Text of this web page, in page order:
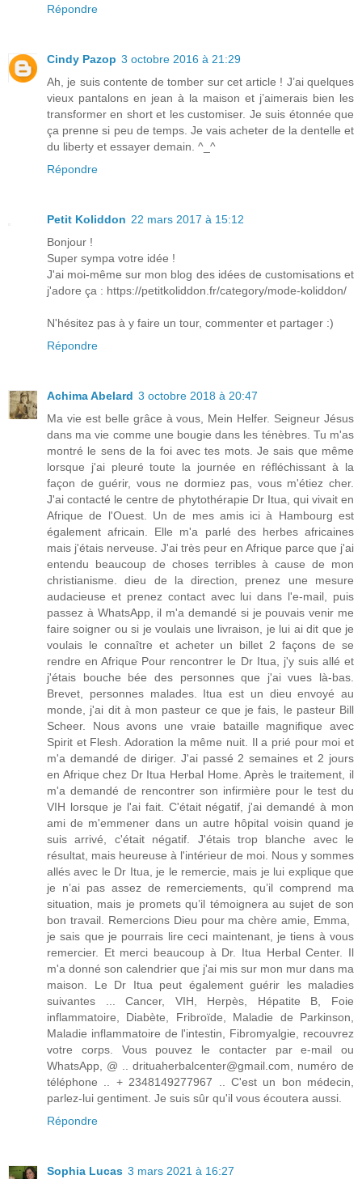
Répondre
Cindy Pazop 3 octobre 2016 à 21:29
Ah, je suis contente de tomber sur cet article ! J’ai quelques
vieux pantalons en jean à la maison et j’aimerais bien les
transformer en short et les customiser. Je suis étonnée que
ça prenne si peu de temps. Je vais acheter de la dentelle et
du liberty et essayer demain. ^_^
Répondre
Petit Koliddon 22 mars 2017 à 15:12
Bonjour !
Super sympa votre idée !
J'ai moi-même sur mon blog des idées de customisations et
j'adore ça : https://petitkoliddon.fr/category/mode-koliddon/
N'hésitez pas à y faire un tour, commenter et partager :)
Répondre
Achima Abelard 3 octobre 2018 à 20:47
Ma vie est belle grâce à vous, Mein Helfer. Seigneur Jésus
dans ma vie comme une bougie dans les ténèbres. Tu m'as
montré le sens de la foi avec tes mots. Je sais que même
lorsque j'ai pleuré toute la journée en réfléchissant à la
façon de guérir, vous ne dormiez pas, vous m'étiez cher.
J'ai contacté le centre de phytothérapie Dr Itua, qui vivait en
Afrique de l'Ouest. Un de mes amis ici à Hambourg est
également africain. Elle m'a parlé des herbes africaines
mais j'étais nerveuse. J'ai très peur en Afrique parce que j'ai
entendu beaucoup de choses terribles à cause de mon
christianisme. dieu de la direction, prenez une mesure
audacieuse et prenez contact avec lui dans l'e-mail, puis
passez à WhatsApp, il m'a demandé si je pouvais venir me
faire soigner ou si je voulais une livraison, je lui ai dit que je
voulais le connaître et acheter un billet 2 façons de se
rendre en Afrique Pour rencontrer le Dr Itua, j'y suis allé et
j'étais bouche bée des personnes que j'ai vues là-bas.
Brevet, personnes malades. Itua est un dieu envoyé au
monde, j'ai dit à mon pasteur ce que je fais, le pasteur Bill
Scheer. Nous avons une vraie bataille magnifique avec
Spirit et Flesh. Adoration la même nuit. Il a prié pour moi et
m'a demandé de diriger. J'ai passé 2 semaines et 2 jours
en Afrique chez Dr Itua Herbal Home. Après le traitement, il
m'a demandé de rencontrer son infirmière pour le test du
VIH lorsque je l'ai fait. C'était négatif, j'ai demandé à mon
ami de m'emmener dans un autre hôpital voisin quand je
suis arrivé, c'était négatif. J'étais trop blanche avec le
résultat, mais heureuse à l'intérieur de moi. Nous y sommes
allés avec le Dr Itua, je le remercie, mais je lui explique que
je n’ai pas assez de remerciements, qu’il comprend ma
situation, mais je promets qu’il témoignera au sujet de son
bon travail. Remercions Dieu pour ma chère amie, Emma, ​​
je sais que je pourrais lire ceci maintenant, je tiens à vous
remercier. Et merci beaucoup à Dr. Itua Herbal Center. Il
m'a donné son calendrier que j'ai mis sur mon mur dans ma
maison. Le Dr Itua peut également guérir les maladies
suivantes ... Cancer, VIH, Herpès, Hépatite B, Foie
inflammatoire, Diabète, Fribroïde, Maladie de Parkinson,
Maladie inflammatoire de l'intestin, Fibromyalgie, recouvrez
votre corps. Vous pouvez le contacter par e-mail ou
WhatsApp, @ .. drituaherbalcenter@gmail.com, numéro de
téléphone .. + 2348149277967 .. C'est un bon médecin,
parlez-lui gentiment. Je suis sûr qu'il vous écoutera aussi.
Répondre
Sophia Lucas 3 mars 2021 à 16:27